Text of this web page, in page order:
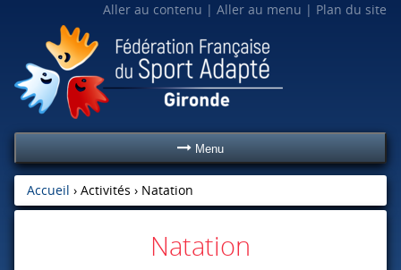
Aller au contenu Aller au menu Plan du site
Menu
Accueil › Activités › Natation
Natation